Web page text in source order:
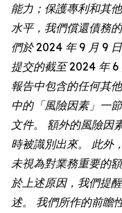
能力；保護專利和其
水平，我們償還債務
們於 2024 年 9 月 9
提交的截至 2024 年
報告中包含的任何其
中的「風險因素」一
文件。 額外的風險因
時被識別出來。 此外
未視為對業務重要的
於上述原因，我們提
述。 我們所作的前瞻